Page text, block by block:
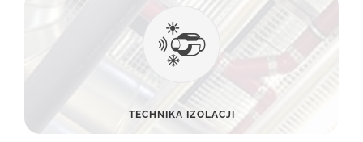
TECHNIKA IZOLACJI